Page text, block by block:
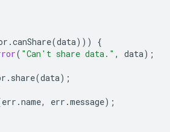
.canShare(data)))
{
( "Can't share data." , data);
. share(data);
err .name, err .message);